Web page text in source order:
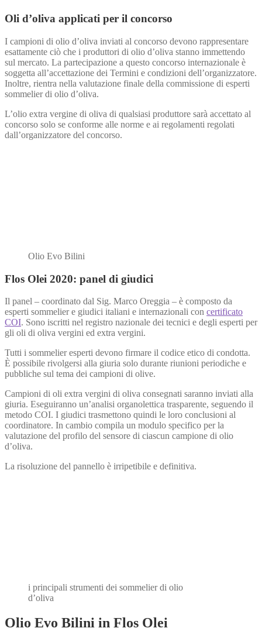
Oli d’oliva applicati per il concorso
I campioni di olio d’oliva inviati al concorso devono rappresentare
esattamente ciò che i produttori di olio d’oliva stanno immettendo
sul mercato. La partecipazione a questo concorso internazionale è
soggetta all’accettazione dei Termini e condizioni dell’organizzatore.
Inoltre, rientra nella valutazione finale della commissione di esperti
sommelier di olio d’oliva.
L’olio extra vergine di oliva di qualsiasi produttore sarà accettato al
concorso solo se conforme alle norme e ai regolamenti regolati
dall’organizzatore del concorso.
Olio Evo Bilini
Flos Olei 2020: panel di giudici
Il panel – coordinato dal Sig. Marco Oreggia – è composto da
esperti sommelier e giudici italiani e internazionali con certificato
COI. Sono iscritti nel registro nazionale dei tecnici e degli esperti per
gli oli di oliva vergini ed extra vergini.
Tutti i sommelier esperti devono firmare il codice etico di condotta.
È possibile rivolgersi alla giuria solo durante riunioni periodiche e
pubbliche sul tema dei campioni di olive.
Campioni di oli extra vergini di oliva consegnati saranno inviati alla
giuria. Eseguiranno un’analisi organolettica trasparente, seguendo il
metodo COI. I giudici trasmettono quindi le loro conclusioni al
coordinatore. In cambio compila un modulo specifico per la
valutazione del profilo del sensore di ciascun campione di olio
d’oliva.
La risoluzione del pannello è irripetibile e definitiva.
i principali strumenti dei sommelier di olio
d’oliva
Olio Evo Bilini in Flos Olei